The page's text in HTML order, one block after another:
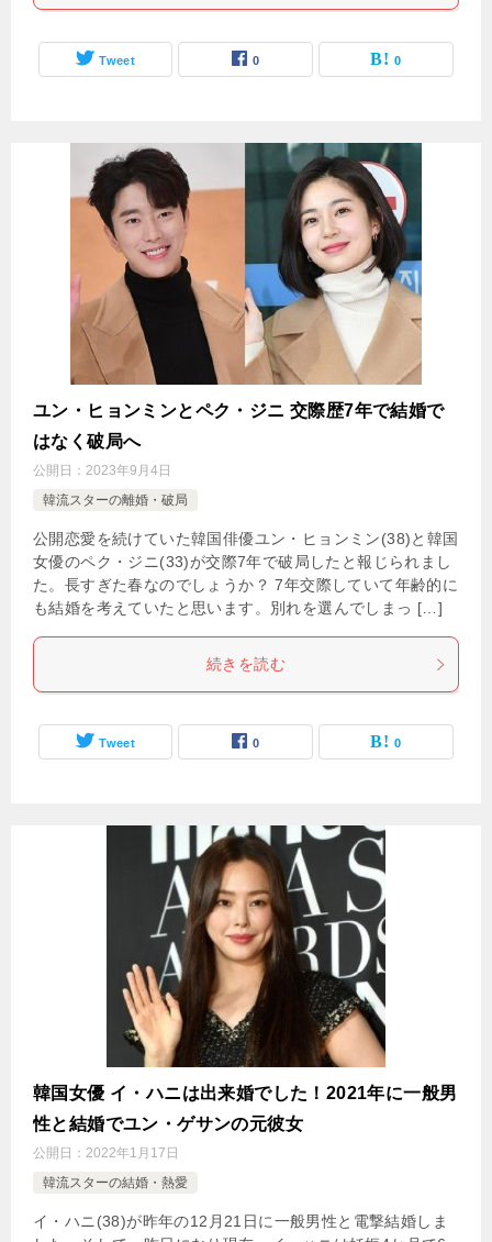
Tweet 0 0
ユン・ヒョンミンとペク・ジニ 交際歴7年で結婚で
はなく破局へ
公開日： 2023年9月4日
韓流スターの離婚・破局
公開恋愛を続けていた韓国俳優ユン・ヒョンミン(38)と韓国
女優のペク・ジニ(33)が交際7年で破局したと報じられまし
た。長すぎた春なのでしょうか？ 7年交際していて年齢的に
も結婚を考えていたと思います。別れを選んでしまっ […]
続きを読む
Tweet 0 0
韓国女優 イ・ハニは出来婚でした！2021年に一般男
性と結婚でユン・ゲサンの元彼女
公開日： 2022年1月17日
韓流スターの結婚・熱愛
イ・ハニ(38)が昨年の12月21日に一般男性と電撃結婚しま